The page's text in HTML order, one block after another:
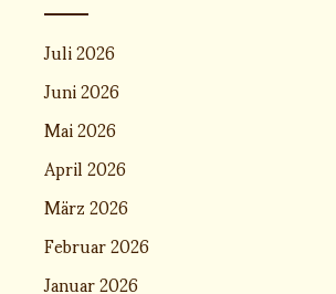
Juli 2026
Juni 2026
Mai 2026
April 2026
März 2026
Februar 2026
Januar 2026